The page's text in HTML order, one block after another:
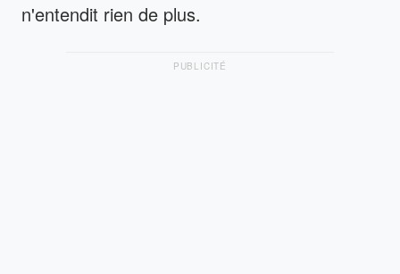
n'entendit rien de plus.
PUBLICITÉ